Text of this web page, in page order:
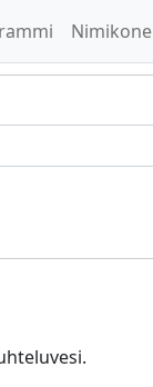
Nimikone